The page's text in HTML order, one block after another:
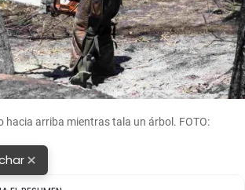
hacia arriba mientras tala un árbol. FOTO:
×